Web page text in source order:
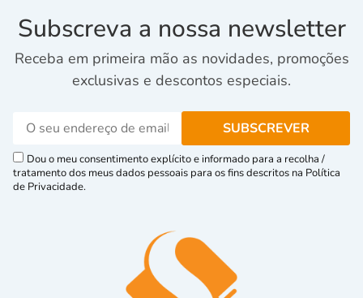
Subscreva a nossa newsletter
Receba em primeira mão as novidades, promoções
exclusivas e descontos especiais.
Dou o meu consentimento explícito e informado para a recolha /
tratamento dos meus dados pessoais para os fins descritos na Política
de Privacidade.